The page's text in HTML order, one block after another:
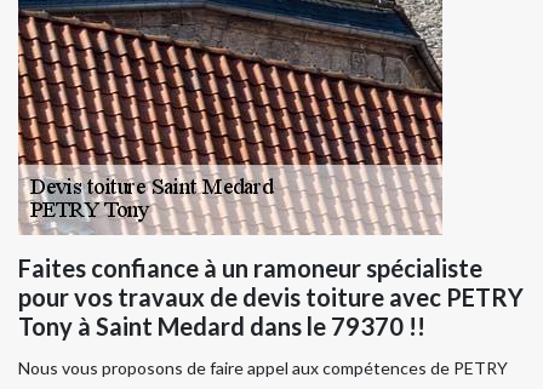
Faites confiance à un ramoneur spécialiste
pour vos travaux de devis toiture avec PETRY
Tony à Saint Medard dans le 79370 !!
Nous vous proposons de faire appel aux compétences de PETRY